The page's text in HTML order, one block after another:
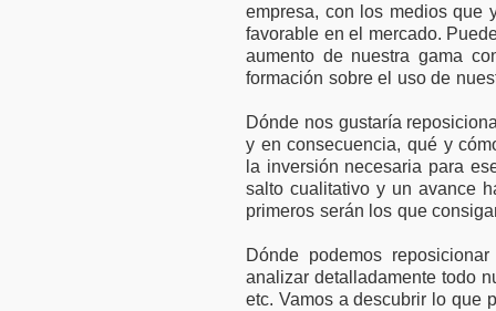
empresa, con los medios que
favorable en el mercado.
aumento de nuestra gama
formación sobre el uso de
Dónde nos gustaría
y en consecuencia, qué y
la inversión necesaria para
salto cualitativo y un avance
primeros serán los que
Dónde podemos
analizar detalladamente todo
etc. Vamos a descubrir lo que